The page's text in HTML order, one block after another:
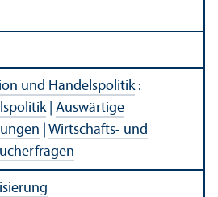
und Handels­politik:
| Auswärtige
Wirtschafts- und